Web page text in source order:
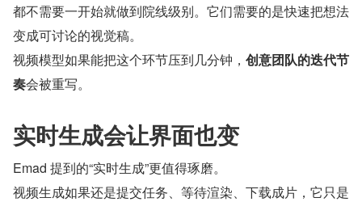
都不需要一开始就做到院线级别。它们需要的是快速把想法
变成可讨论的视觉稿。
视频模型如果能把这个环节压到几分钟， 创意团队的迭代节
奏会被重写。
实时生成会让界面也变
Emad 提到的“实时生成”更值得琢磨。
视频生成如果还是提交任务、等待渲染、下载成片，它只是